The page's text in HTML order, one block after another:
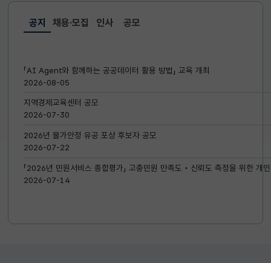
공지
선택됨
공지
「AI Agent와 함께하는 공공데이터 활용 방법」 교육 개최
2026-08-05
지역경제교육센터 공모
2026-07-30
2026년 물가안정 유공 포상 후보자 공모
2026-07-22
「2026년 민원서비스 종합평가」 고충민원 만족도‧신뢰도 측정을 위한 개
2026-07-14
채용·모집 인사 공모